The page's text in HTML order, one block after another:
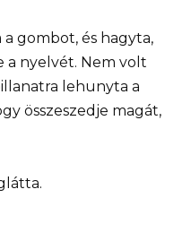
gombot, és hagyta,
a nyelvét. Nem volt
lehunyta a
összeszedje magát,